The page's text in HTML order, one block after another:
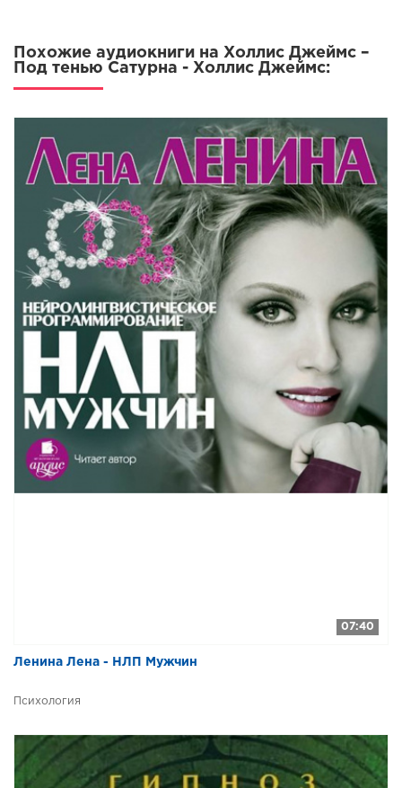
18
19
20
21
22
Похожие аудиокниги на Холлис Джеймс –
Под тенью Сатурна - Холлис Джеймс:
07:40
Ленина Лена - НЛП Мужчин
Психология